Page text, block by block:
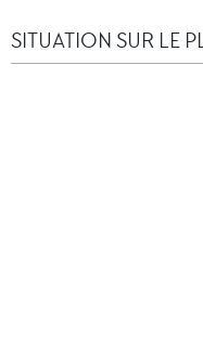
SITUATION SUR LE